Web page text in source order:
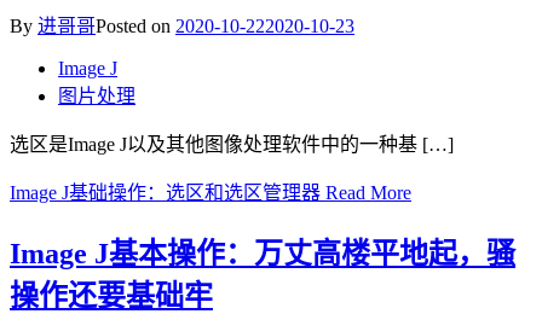
By 进哥哥Posted on 2020-10-222020-10-23
Image J
图片处理
选区是Image J以及其他图像处理软件中的一种基 […]
Image J基础操作：选区和选区管理器 Read More
Image J基本操作：万丈高楼平地起，骚
操作还要基础牢